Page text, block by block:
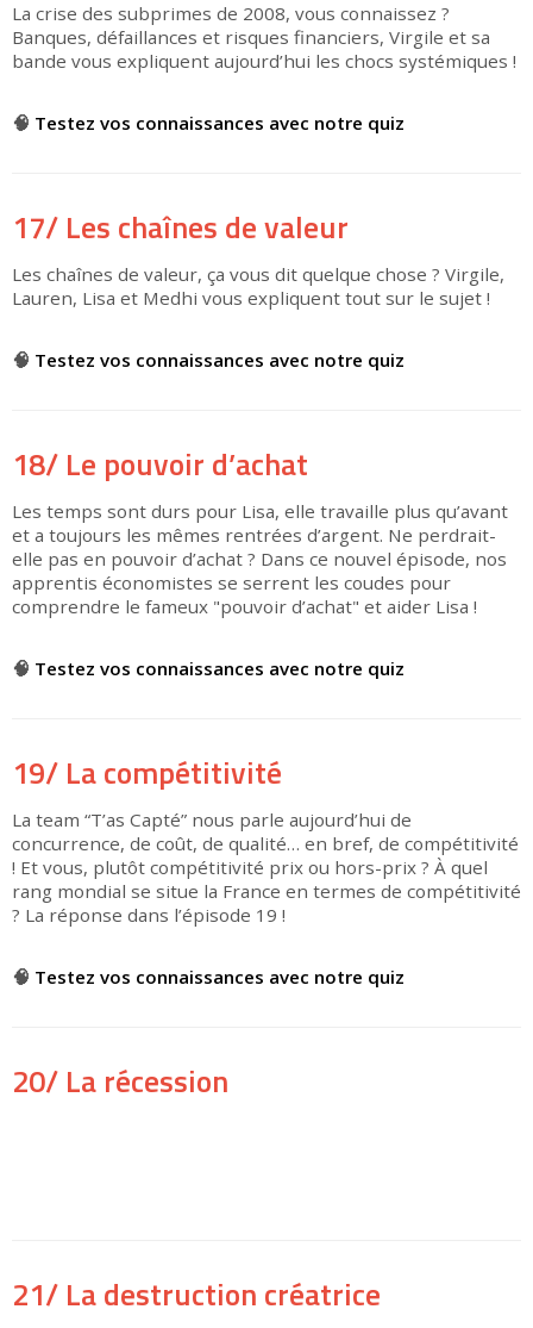
La crise des subprimes de 2008, vous connaissez ?
Banques, défaillances et risques financiers, Virgile et sa
bande vous expliquent aujourd’hui les chocs systémiques !
▶
🧠 Testez vos connaissances avec notre quiz
17/ Les chaînes de valeur
Les chaînes de valeur, ça vous dit quelque chose ? Virgile,
Lauren, Lisa et Medhi vous expliquent tout sur le sujet !
▶
🧠 Testez vos connaissances avec notre quiz
18/ Le pouvoir d’achat
Les temps sont durs pour Lisa, elle travaille plus qu’avant
et a toujours les mêmes rentrées d’argent. Ne perdrait-
elle pas en pouvoir d’achat ? Dans ce nouvel épisode, nos
apprentis économistes se serrent les coudes pour
comprendre le fameux "pouvoir d’achat" et aider Lisa !
▶
🧠 Testez vos connaissances avec notre quiz
19/ La compétitivité
La team “T’as Capté” nous parle aujourd’hui de
concurrence, de coût, de qualité… en bref, de compétitivité
! Et vous, plutôt compétitivité prix ou hors-prix ? À quel
rang mondial se situe la France en termes de compétitivité
? La réponse dans l’épisode 19 !
▶
🧠 Testez vos connaissances avec notre quiz
20/ La récession
21/ La destruction créatrice